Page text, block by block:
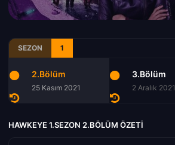
SEZON 1
2.Bölüm
25 Kasım 2021
3.Bölüm
2 Aralık 2021
HAWKEYE 1.SEZON 2.BÖLÜM ÖZETI